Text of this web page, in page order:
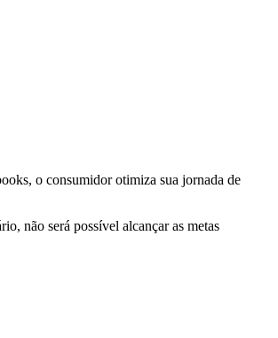
o consumidor otimiza sua jornada de
não será possível alcançar as metas